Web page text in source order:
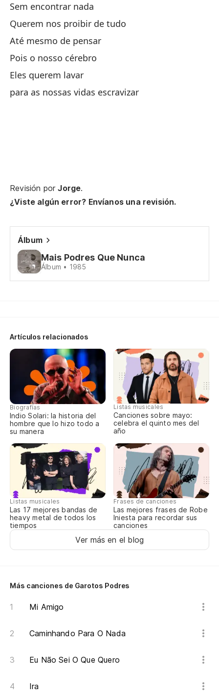
Sem encontrar nada
Querem nos proibir de tudo
Até mesmo de pensar
Pois o nosso cérebro
Eles querem lavar
para as nossas vidas escravizar
Revisión porJorge.
¿Viste algún error? Envíanos una revisión.
Álbum
Mais Podres Que Nunca
Álbum • 1985
Artículos relacionados
Biografías
Indio Solari: la historia del
hombre que lo hizo todo a
su manera
Listas musicales
Canciones sobre mayo:
celebra el quinto mes del
año
Listas musicales
Las 17 mejores bandas de
heavy metal de todos los
tiempos
Frases de canciones
Las mejores frases de Robe
Iniesta para recordar sus
canciones
Ver más en el blog
Más canciones de Garotos Podres
Mi Amigo
Caminhando Para O Nada
Eu Não Sei O Que Quero
Ira